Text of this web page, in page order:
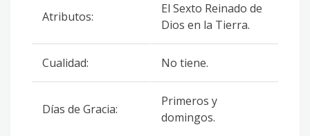
Atributos:
El Sexto Reinado de
Dios en la Tierra.
Cualidad: No tiene.
Días de Gracia:
Primeros y
domingos.